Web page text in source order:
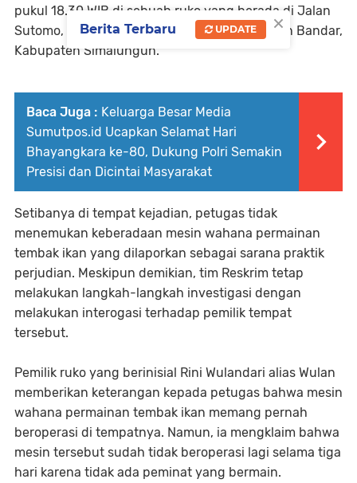
pukul 18.30 WIB di sebuah ruko yang berada di Jalan
Sutomo, Kelurahan Perdagangan I, Kecamatan Bandar,
Kabupaten Simalungun.
Baca Juga : Keluarga Besar Media
Sumutpos.id Ucapkan Selamat Hari
Bhayangkara ke-80, Dukung Polri Semakin
Presisi dan Dicintai Masyarakat
Setibanya di tempat kejadian, petugas tidak
menemukan keberadaan mesin wahana permainan
tembak ikan yang dilaporkan sebagai sarana praktik
perjudian. Meskipun demikian, tim Reskrim tetap
melakukan langkah-langkah investigasi dengan
melakukan interogasi terhadap pemilik tempat
tersebut.
Pemilik ruko yang berinisial Rini Wulandari alias Wulan
memberikan keterangan kepada petugas bahwa mesin
wahana permainan tembak ikan memang pernah
beroperasi di tempatnya. Namun, ia mengklaim bahwa
mesin tersebut sudah tidak beroperasi lagi selama tiga
hari karena tidak ada peminat yang bermain.
×
Berita Terbaru UPDATE